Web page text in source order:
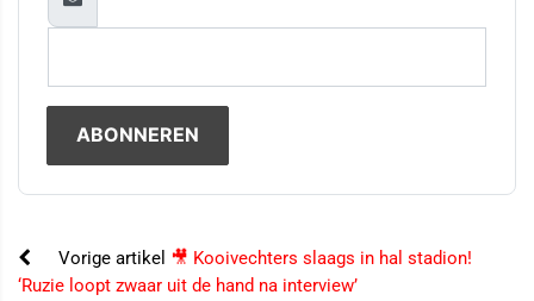
Vorige artikel 🎥 Kooivechters slaags in hal stadion!
‘Ruzie loopt zwaar uit de hand na interview’